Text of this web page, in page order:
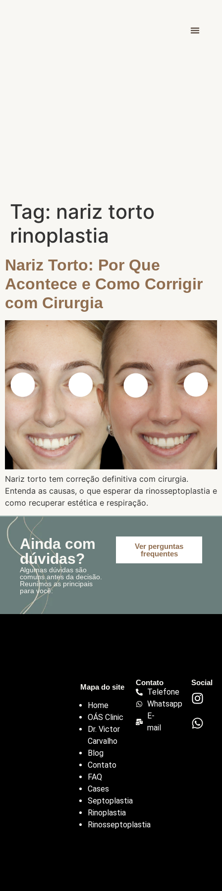
Tag: nariz torto
rinoplastia
Nariz Torto: Por Que
Acontece e Como Corrigir
com Cirurgia
Nariz torto tem correção definitiva com cirurgia.
Entenda as causas, o que esperar da rinosseptoplastia e
como recuperar estética e respiração.
Ainda com
dúvidas?
Algumas dúvidas são
comuns antes da decisão.
Reunimos as principais
para você:
Ver perguntas
frequentes
Mapa do site
Home
OÁS Clinic
Dr. Victor
Carvalho
Blog
Contato
FAQ
Cases
Septoplastia
Rinoplastia
Rinosseptoplastia
Contato
Telefone
Whatsapp
E-
mail
Social